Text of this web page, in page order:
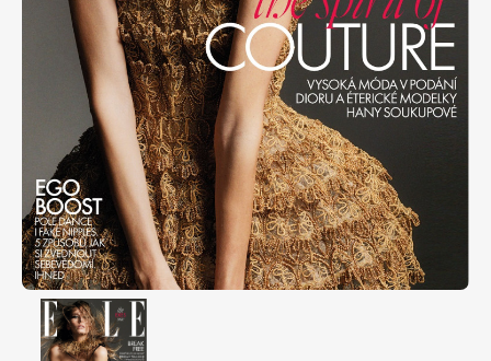
Apetit
Svět ženy
Marianne Bydlení
Marianne Venkov & styl